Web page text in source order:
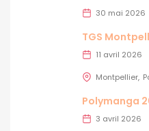
30 mai 2026
TGS
11 avril 2026
Montpellier
Polymanga
3 avril 2026